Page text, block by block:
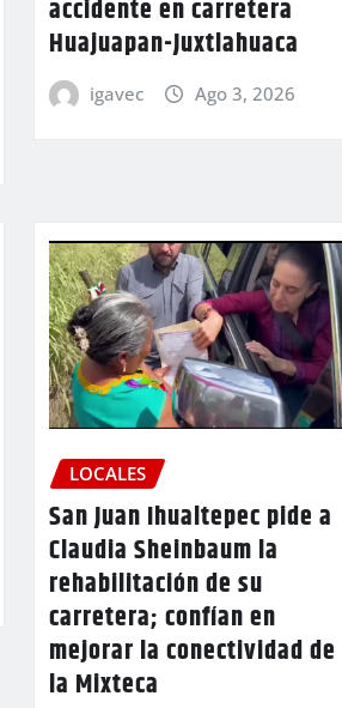
accidente en carretera
Huajuapan-Juxtlahuaca
igavec Ago 3, 2026
LOCALES
San Juan Ihualtepec pide a
Claudia Sheinbaum la
rehabilitación de su
carretera; confían en
mejorar la conectividad de
la Mixteca